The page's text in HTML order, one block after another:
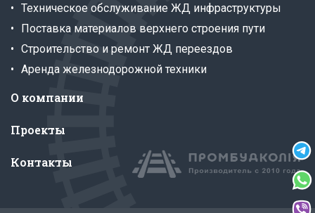
Техническое обслуживание ЖД инфраструктуры
Поставка материалов верхнего строения пути
Строительство и ремонт ЖД переездов
Аренда железнодорожной техники
О компании
Проекты
Контакты